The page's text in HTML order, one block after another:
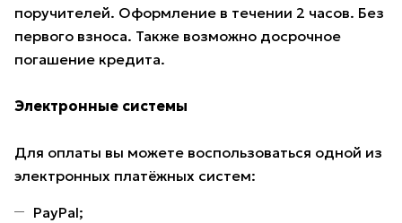
поручителей. Оформление в течении 2 часов. Без
первого взноса. Также возможно досрочное
погашение кредита.
Электронные системы
Для оплаты вы можете воспользоваться одной из
электронных платёжных систем:
PayPal;